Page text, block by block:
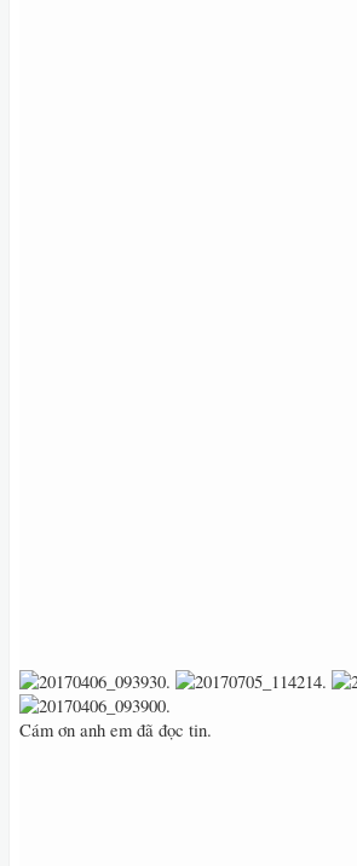
Cám ơn anh em đã đọc tin.